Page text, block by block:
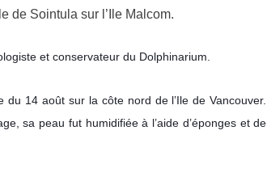
de Sointula sur l’Ile Malcom.
et conservateur du Dolphinarium.
14 août sur la côte nord de l’Ile de Vancouver.
sa peau fut humidifiée à l’aide d’éponges et de